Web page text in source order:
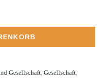
Gesellschaft, Gesellschaft,